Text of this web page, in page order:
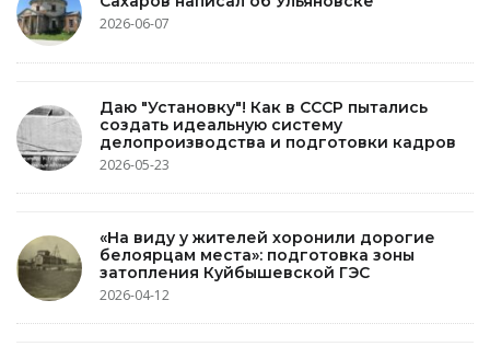
2026-06-07
Даю "Установку"! Как в СССР пытались
создать идеальную систему
делопроизводства и подготовки кадров
2026-05-23
«На виду у жителей хоронили дорогие
белоярцам места»: подготовка зоны
затопления Куйбышевской ГЭС
2026-04-12